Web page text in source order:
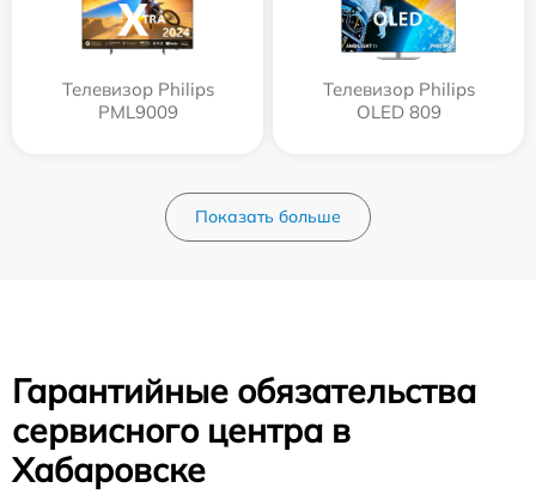
Телевизор Philips
PML9009
Телевизор Philips
OLED 809
Показать больше
Гарантийные обязательства
сервисного центра в
Хабаровске